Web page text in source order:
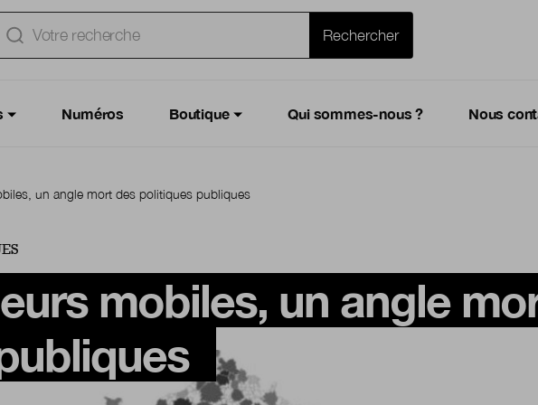
Numéros Boutique Qui sommes-nous ? Nous
un angle mort des politiques publiques
mobiles, un angle